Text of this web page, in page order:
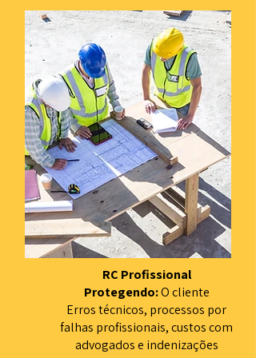
RC Profissional
Protegendo:O cliente
Erros técnicos, processos por
falhas profissionais, custos com
advogados e indenizações